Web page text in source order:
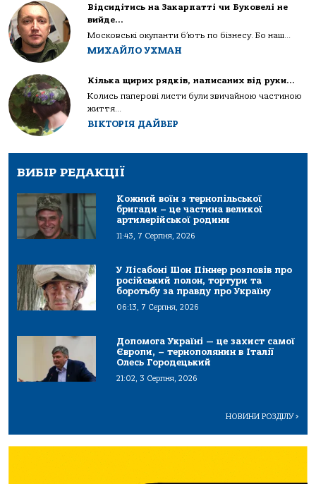
Відсидітись на Закарпатті чи Буковелі не
вийде…
Московські окупанти б’ють по бізнесу. Бо наш...
МИХАЙЛО УХМАН
Кілька щирих рядків, написаних від руки…
Колись паперові листи були звичайною частиною
життя...
ВІКТОРІЯ ДАЙВЕР
ВИБІР РЕДАКЦІЇ
Кожний воїн з тернопільської
бригади – це частина великої
артилерійської родини
11:43, 7 Серпня, 2026
У Лісабоні Шон Піннер розповів про
російський полон, тортури та
боротьбу за правду про Україну
06:13, 7 Серпня, 2026
Допомога Україні — це захист самої
Європи, – тернополянин в Італії
Олесь Городецький
21:02, 3 Серпня, 2026
НОВИНИ РОЗДІЛУ>